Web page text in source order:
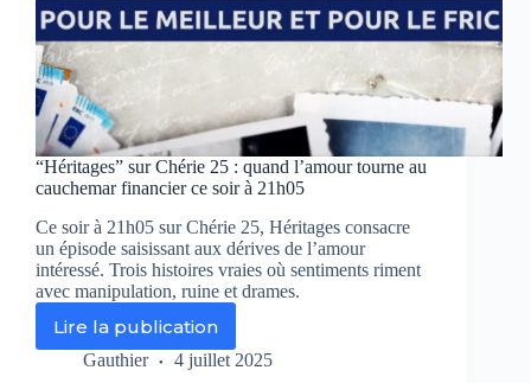
“Héritages” sur Chérie 25 : quand l’amour tourne au
cauchemar financier ce soir à 21h05
Ce soir à 21h05 sur Chérie 25, Héritages consacre
un épisode saisissant aux dérives de l’amour
intéressé. Trois histoires vraies où sentiments riment
avec manipulation, ruine et drames.
Lire la publication
“Héritages”
sur
Gauthier 4 juillet 2025